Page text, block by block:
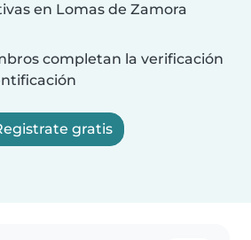
en Lomas de Zamora
completan la verificación
gratis